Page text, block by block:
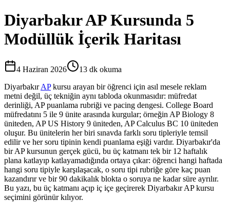
Diyarbakır AP Kursunda 5
Modüllük İçerik Haritası
4 Haziran 2026 13 dk okuma
DiyarbakırAPkursu arayan bir öğrenci için asıl mesele reklam
metni değil, üç tekniğin aynı tabloda okunmasıdır: müfredat
derinliği, AP puanlama rubriği ve pacing dengesi. College Board
müfredatını 5 ile 9 ünite arasında kurgular; örneğin AP Biology 8
üniteden, AP US History 9 üniteden, AP Calculus BC 10 üniteden
oluşur. Bu ünitelerin her biri sınavda farklı soru tipleriyle temsil
edilir ve her soru tipinin kendi puanlama eşiği vardır. Diyarbakır'da
bir AP kursunun gerçek gücü, bu üç katmanı tek bir 12 haftalık
plana katlayıp katlayamadığında ortaya çıkar: öğrenci hangi haftada
hangi soru tipiyle karşılaşacak, o soru tipi rubriğe göre kaç puan
kazandırır ve bir 90 dakikalık blokta o soruya ne kadar süre ayrılır.
Bu yazı, bu üç katmanı açıp iç içe geçirerek Diyarbakır AP kursu
seçimini görünür kılıyor.